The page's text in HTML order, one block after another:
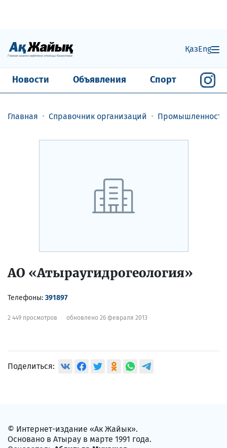
ҚазEng
Новости Объявления Спорт
Главная Справочник организаций Промышленность
АО «Атыраугидрогеология»
Телефоны: 391897
2 449 просмотров обновлено 26 февраля 2013
Поделиться:
© Интернет-издание «Ак Жайык».
Основано в Атырау в марте 1991 года.